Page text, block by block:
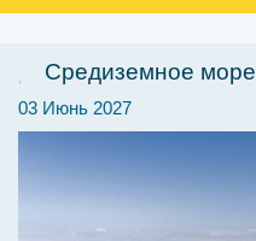
Средиземное море
03 Июнь 2027